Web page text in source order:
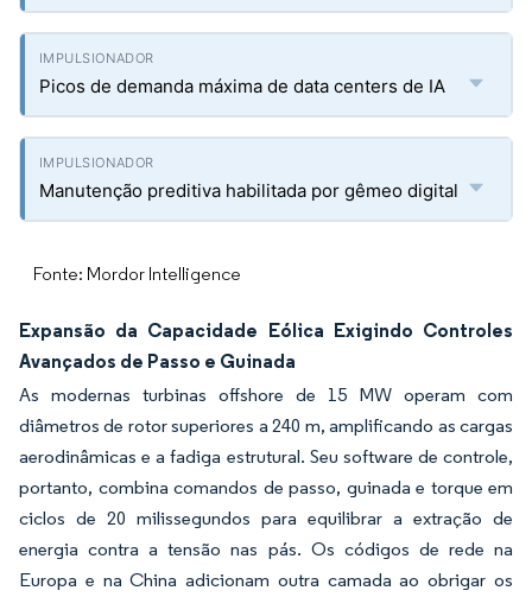
Picos de demanda máxima de data centers de IA
Manutenção preditiva habilitada por gêmeo digital
Fonte: Mordor Intelligence
Expansão da Capacidade Eólica Exigindo Controles
Avançados de Passo e Guinada
As modernas turbinas offshore de 15 MW operam com
diâmetros de rotor superiores a 240 m, amplificando as cargas
aerodinâmicas e a fadiga estrutural. Seu software de controle,
portanto, combina comandos de passo, guinada e torque em
ciclos de 20 milissegundos para equilibrar a extração de
energia contra a tensão nas pás. Os códigos de rede na
Europa e na China adicionam outra camada ao obrigar os